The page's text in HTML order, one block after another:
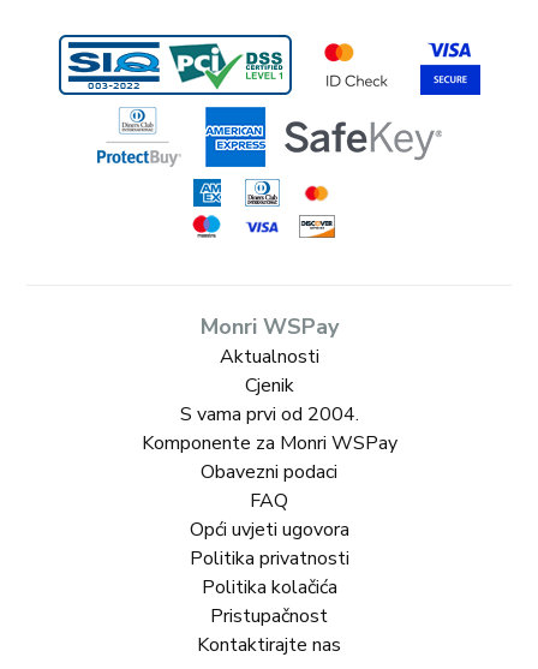
Monri WSPay
Aktualnosti
Cjenik
S vama prvi od 2004.
Komponente za Monri WSPay
Obavezni podaci
FAQ
Opći uvjeti ugovora
Politika privatnosti
Politika kolačića
Pristupačnost
Kontaktirajte nas